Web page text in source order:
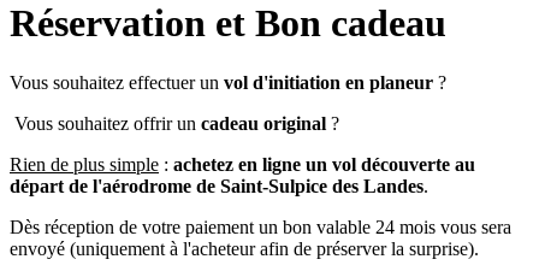
Réservation et Bon cadeau
Vous souhaitez effectuer un vol d'initiation en planeur ?
Vous souhaitez offrir un cadeau original ?
Rien de plus simple : achetez en ligne un vol découverte au
départ de l'aérodrome de Saint-Sulpice des Landes.
Dès réception de votre paiement un bon valable 24 mois vous sera
envoyé (uniquement à l'acheteur afin de préserver la surprise).